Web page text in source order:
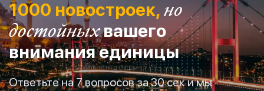
1000 новостроек,но
достойныхвашего
внимания единицы
Ответьте на 7 вопросов за 30 сек и мы